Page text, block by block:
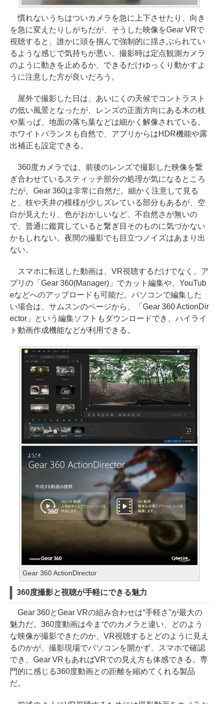
慣れないうちはついカメラを急に上下させたり、向き
を急に変えたりしがちだが、そうした映像をGear VRで
視聴すると、誰かに頭を掴んで強制的に揺さぶられてい
るような感じで気持ちが悪い。撮影時は定点観測カメラ
のように動きを止めるか、できるだけゆっくり動かすよ
うに注意した方が良いだろう。
屋外で撮影した日は、あいにくの天候でコントラスト
の低い風景となったが、レンズの正面方向にある木の枝
や葉っぱ、地面の落ち葉などは細かく解像されている。
ホワイトバランスも自然で、アプリからはHDR機能や露
出補正も設定できる。
360度カメラでは、前後のレンズで撮影した映像を繋
ぎ合わせているスティッチ部分の処理が気になるところ
だが、Gear 360は非常に自然だ。細かく注意して見る
と、枝や天井の模様が少しズレている部分もあるが、空
白が見えたり、色がおかしいなど、不自然さが無いの
で、普通に鑑賞していると繋ぎ目そのものに気づかない
かもしれない。夜間の撮影でも目立つノイズはあまり出
ない。
スマホに転送した動画は、VR視聴するだけでなく、ア
プリの「Gear 360(Manager)」でカット編集や、YouTub
eなどへのアップロードも可能だ。パソコンで編集した
い場合は、サムスンのページから、「Gear 360 ActionDir
ector」という編集ソフトもダウンロードでき、ハイライ
ト動画作成機能などが利用できる。
Gear 360 ActionDirector
360度撮影と視聴が手軽にできる魅力
Gear 360とGear VRの組み合わせは“手軽さ”が最大の
魅力だ。360度動画は今までのカメラと違い、どのよう
な映像が撮影できたのか、VR視聴するとどのように見え
るのかが、撮影現場でパソコンを開かず、スマホで確認
でき、Gear VRもあればVRでの見え方も体感できる。専
門的に感じる360度動画との距離を縮めてくれる製品
だ。